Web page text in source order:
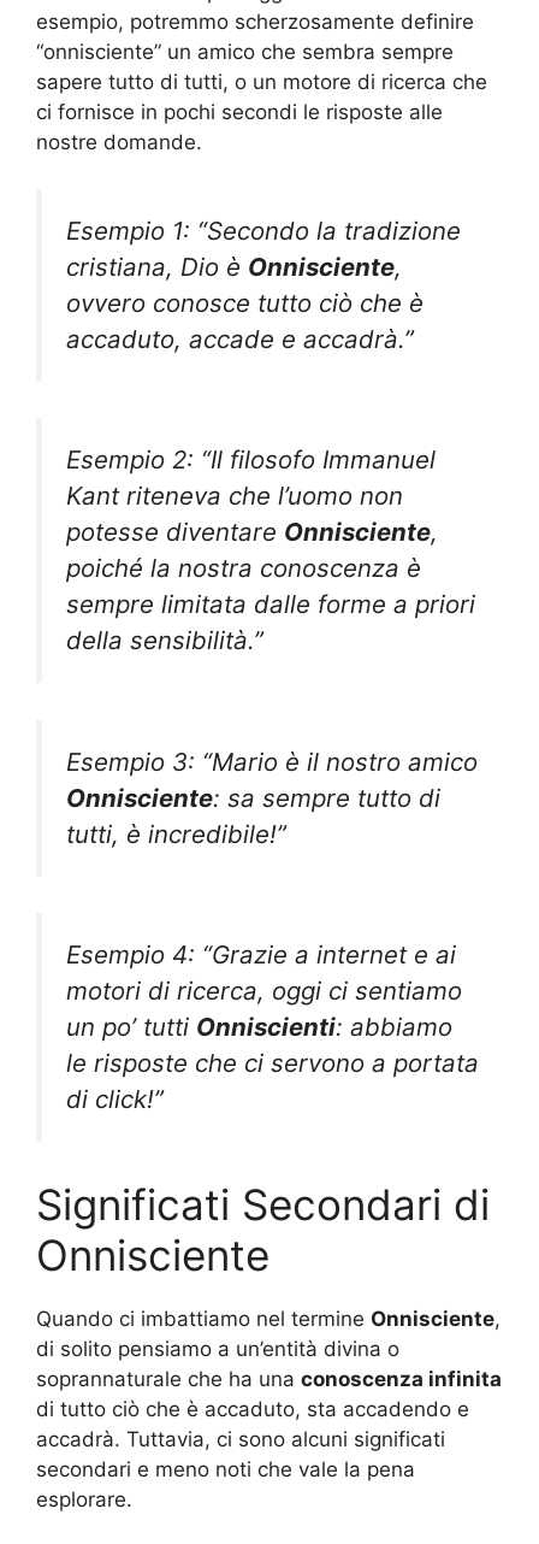
esempio, potremmo scherzosamente definire
“onnisciente” un amico che sembra sempre
sapere tutto di tutti, o un motore di ricerca che
ci fornisce in pochi secondi le risposte alle
nostre domande.
Esempio 1: “Secondo la tradizione
cristiana, Dio è Onnisciente,
ovvero conosce tutto ciò che è
accaduto, accade e accadrà.”
Esempio 2: “Il filosofo Immanuel
Kant riteneva che l’uomo non
potesse diventare Onnisciente,
poiché la nostra conoscenza è
sempre limitata dalle forme a priori
della sensibilità.”
Esempio 3: “Mario è il nostro amico
Onnisciente: sa sempre tutto di
tutti, è incredibile!”
Esempio 4: “Grazie a internet e ai
motori di ricerca, oggi ci sentiamo
un po’ tutti Onniscienti: abbiamo
le risposte che ci servono a portata
di click!”
Significati Secondari di
Onnisciente
Quando ci imbattiamo nel termine Onnisciente,
di solito pensiamo a un’entità divina o
soprannaturale che ha una conoscenza infinita
di tutto ciò che è accaduto, sta accadendo e
accadrà. Tuttavia, ci sono alcuni significati
secondari e meno noti che vale la pena
esplorare.